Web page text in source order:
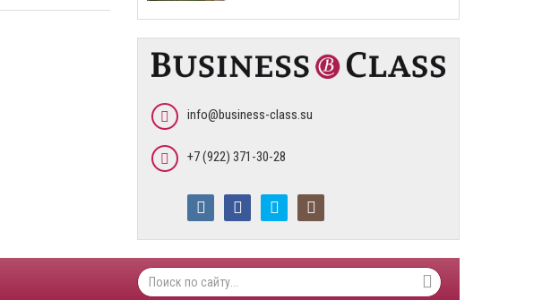
info@business-class.su
+7 (922) 371-30-28